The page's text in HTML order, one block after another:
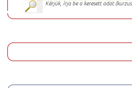
Kérjük, írja be a keresett adat